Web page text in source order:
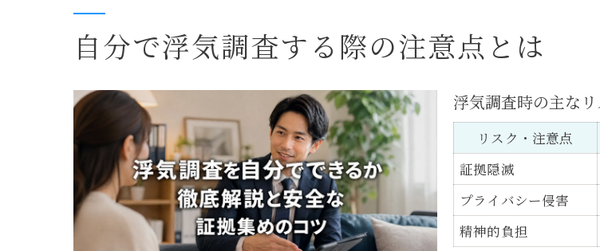
浮気調査を安全に進める基本
自分でできる浮気調査の手
LINEやSNSを使った浮気調
浮気調査を失敗しないため
知っておきたい浮気調査アプリ
浮気調査アプリの比較と選
iPhoneで使える浮気調査ア
自分で浮気調査する際の注意点とは
浮気調査時の主な
リスク・注意点
証拠隠滅
プライバシー侵害
精神的負担